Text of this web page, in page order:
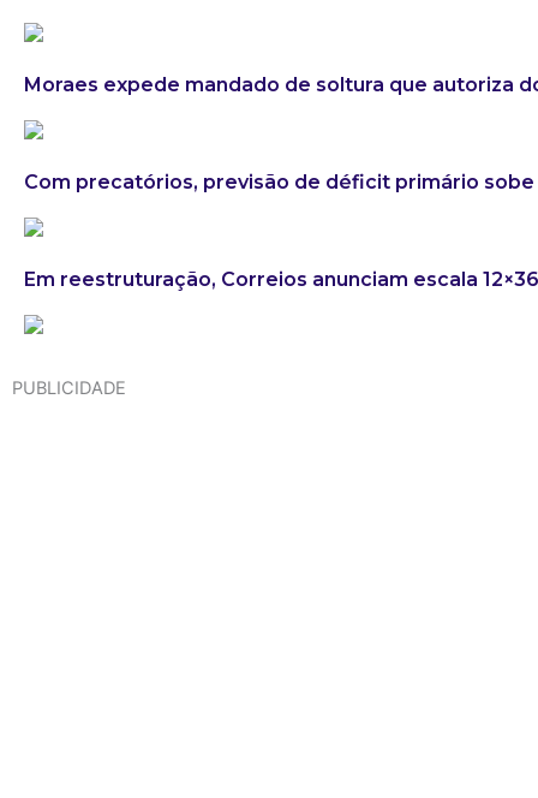
Moraes expede mandado de soltura que autoriza
Com precatórios, previsão de déficit primário sobe
Em reestruturação, Correios anunciam escala
PUBLICIDADE